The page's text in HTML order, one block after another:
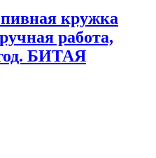
кружка
работа,
БИТАЯ